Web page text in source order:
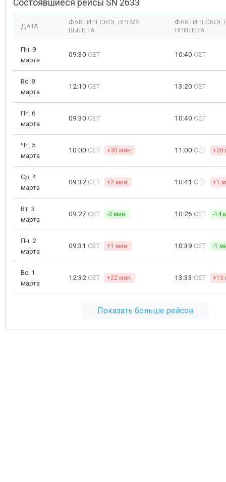
Состоявшиеся рейсы SN 2633
ДАТА
ФАКТИЧЕСКОЕ ВРЕМЯ
ВЫЛЕТА
ФАКТИЧЕСКОЕ
ПРИЛЕТА
Пн. 9
марта
09:30 CET 10:40 CET
Вс. 8
марта
12:10 CET 13:20 CET
Пт. 6
марта
09:30 CET 10:40 CET
Чт. 5
марта
10:00 CET +30 мин. 11:00 CET +20
Ср. 4
марта
09:32 CET +2 мин. 10:41 CET +1
Вт. 3
марта
09:27 CET -3 мин. 10:26 CET -14
Пн. 2
марта
09:31 CET +1 мин. 10:39 CET -1
Вс. 1
марта
12:32 CET +22 мин. 13:33 CET +13
Показать больше рейсов